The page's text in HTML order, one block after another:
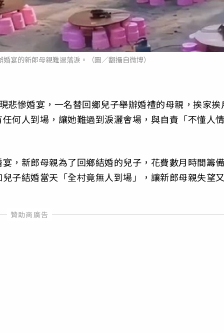
宴的新郎母親難過落淚。（圖／翻攝自微博）
悲慘婚宴，一名替回鄉兒子舉辦婚禮的母親，挨家挨
何人到場，讓她難過到淚灑會場，與自責「不懂人
，新郎母親為了回鄉結婚的兒子，花費數月時間籌
子結婚當天「全村竟無人到場」，讓新郎母親失望